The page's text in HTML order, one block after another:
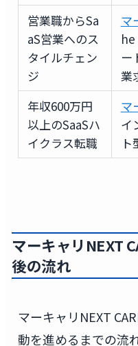
営業職からSa
aS営業へのス
タイルチェン
ジ
マ
ー
業
年収600万円
以上のSaaSハ
イクラス転職
マ
イ
ト
マーキャリNEXT
後の流れ
マーキャリNEXT
動を進めるまでの流